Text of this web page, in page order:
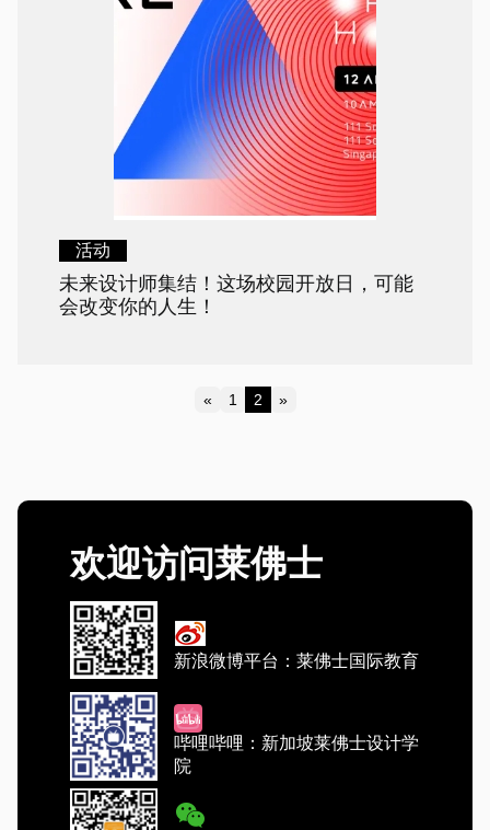
活动
未来设计师集结！这场校园开放日，可能
会改变你的人生！
«
Previous
1 2 »
Next
欢迎访问莱佛士
新浪微博平台：莱佛士国际教育
哔哩哔哩：新加坡莱佛士设计学
院